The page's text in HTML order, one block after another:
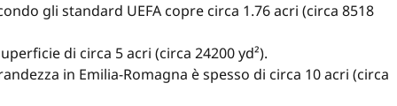
gli standard UEFA copre circa 1.76 acri (circa 8518
di circa 5 acri (circa 24200 yd²).
in Emilia-Romagna è spesso di circa 10 acri (circa